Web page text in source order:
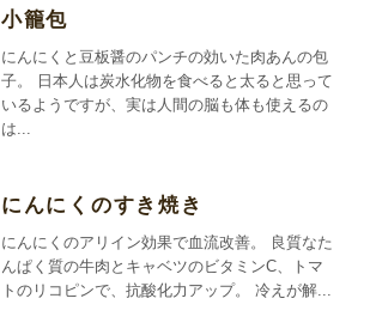
小籠包
にんにくと豆板醤のパンチの効いた肉あんの包
子。 日本人は炭水化物を食べると太ると思って
いるようですが、実は人間の脳も体も使えるの
は...
にんにくのすき焼き
にんにくのアリイン効果で血流改善。 良質なた
んぱく質の牛肉とキャベツのビタミンC、トマ
トのリコピンで、抗酸化力アップ。 冷えが解...